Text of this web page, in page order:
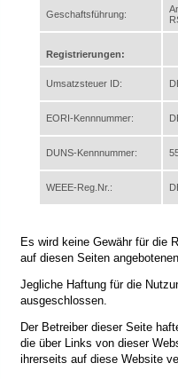
Geschaftsführung:
Registrierungen:
Umsatzsteuer ID:
EORI-Kennnummer:
DUNS-Kennnummer:
WEEE-Reg.Nr.:
Es wird keine Gewähr für die
auf diesen Seiten
Jegliche Haftung für die
ausgeschlossen.
Der Betreiber dieser Seite
die über Links von dieser
ihrerseits auf diese Website